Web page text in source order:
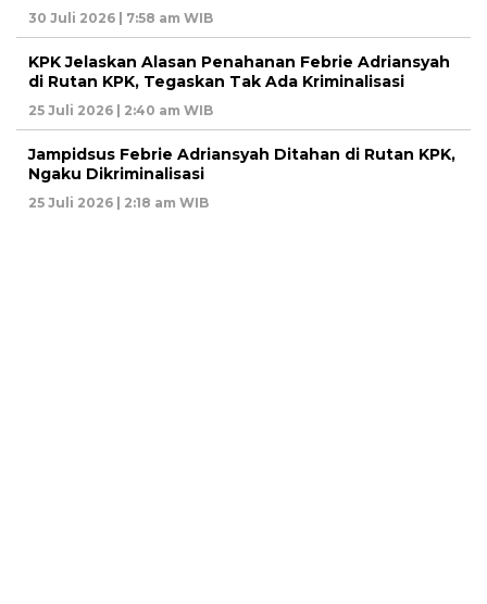
30 Juli 2026 | 7:58 am WIB
KPK Jelaskan Alasan Penahanan Febrie Adriansyah
di Rutan KPK, Tegaskan Tak Ada Kriminalisasi
25 Juli 2026 | 2:40 am WIB
Jampidsus Febrie Adriansyah Ditahan di Rutan KPK,
Ngaku Dikriminalisasi
25 Juli 2026 | 2:18 am WIB